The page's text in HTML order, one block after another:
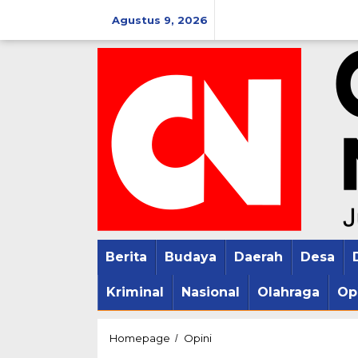
konten
Agustus 9, 2026
Berita Budaya Daerah Desa
Kriminal Nasional Olahraga
Homepage / OpiniPemkab